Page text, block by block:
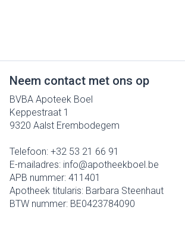
Neem contact met ons op
BVBA Apoteek Boel
Keppestraat 1
9320 Aalst Erembodegem
Telefoon: +32 53 21 66 91
E-mailadres: info@apotheekboel.be
APB nummer: 411401
Apotheek titularis: Barbara Steenhaut
BTW nummer: BE0423784090